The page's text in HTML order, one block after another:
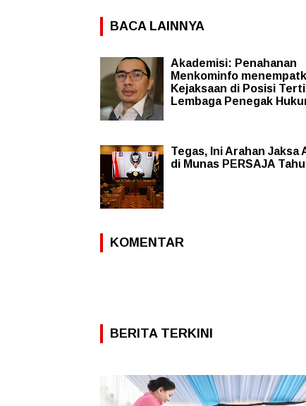
BACA LAINNYA
Akademisi: Penahanan
Menkominfo
Kejaksaan di Posisi
Lembaga Penegak
Tegas, Ini Arahan Jaksa
di Munas PERSAJA
KOMENTAR
BERITA TERKINI